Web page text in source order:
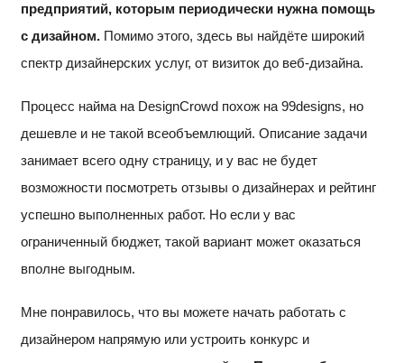
предприятий, которым периодически нужна помощь
с дизайном. Помимо этого, здесь вы найдёте широкий
спектр дизайнерских услуг, от визиток до веб-дизайна.
Процесс найма на DesignCrowd похож на 99designs, но
дешевле и не такой всеобъемлющий. Описание задачи
занимает всего одну страницу, и у вас не будет
возможности посмотреть отзывы о дизайнерах и рейтинг
успешно выполненных работ. Но если у вас
ограниченный бюджет, такой вариант может оказаться
вполне выгодным.
Мне понравилось, что вы можете начать работать с
дизайнером напрямую или устроить конкурс и